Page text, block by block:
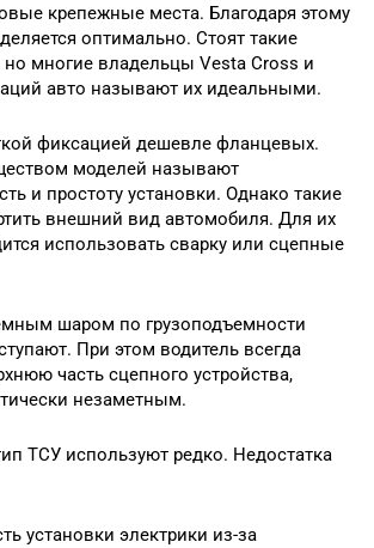
крепежные места. Благодаря этому
оптимально. Стоят такие
многие владельцы Vesta Cross и
авто называют их идеальными.
фиксацией дешевле фланцевых.
моделей называют
и простоту установки. Однако такие
внешний вид автомобиля. Для их
использовать сварку или сцепные
шаром по грузоподъемности
При этом водитель всегда
часть сцепного устройства,
незаметным.
ТСУ используют редко. Недостатка
установки электрики из-за